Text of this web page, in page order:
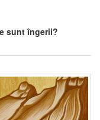
sunt îngerii?